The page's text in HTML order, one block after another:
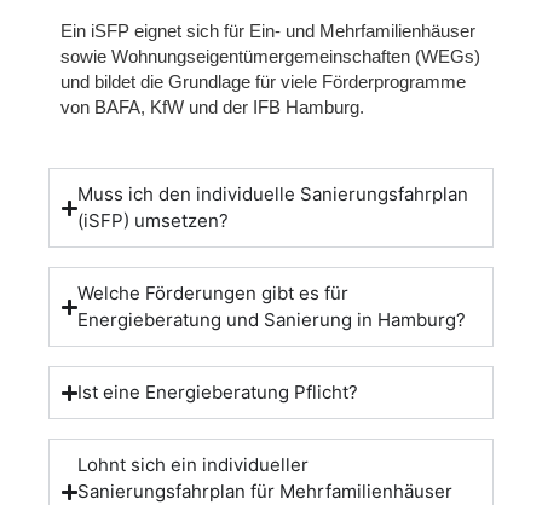
Ein iSFP eignet sich für Ein- und Mehrfamilienhäuser
sowie Wohnungseigentümergemeinschaften (WEGs)
und bildet die Grundlage für viele Förderprogramme
von BAFA, KfW und der IFB Hamburg.
Muss ich den individuelle Sanierungsfahrplan
(iSFP) umsetzen?
Welche Förderungen gibt es für
Energieberatung und Sanierung in Hamburg?
Ist eine Energieberatung Pflicht?
Lohnt sich ein individueller
Sanierungsfahrplan für Mehrfamilienhäuser